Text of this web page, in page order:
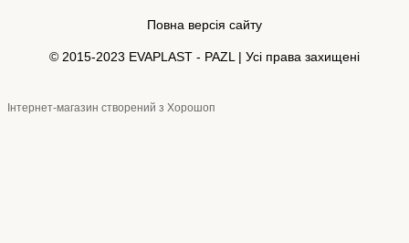
Повна версія сайту
© 2015-2023 EVAPLAST - PAZL | Усі права захищені
Інтернет-магазин створений з Хорошоп